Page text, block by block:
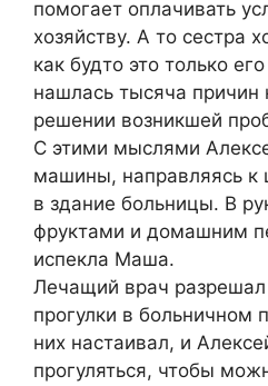
помогает оплачивать
хозяйству. А то сестра
как будто это только
нашлась тысяча причин
решении возникшей
С этими мыслями
машины, направляясь к
в здание больницы. В
фруктами и домашним
испекла Маша.
Лечащий врач разрешал
прогулки в больничном
них настаивал, и
прогуляться, чтобы